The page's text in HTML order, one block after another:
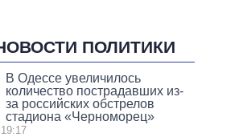
ПОЛИТИКИ
В Одессе увеличилось
количество пострадавших из-
за российских обстрелов
стадиона «Черноморец»